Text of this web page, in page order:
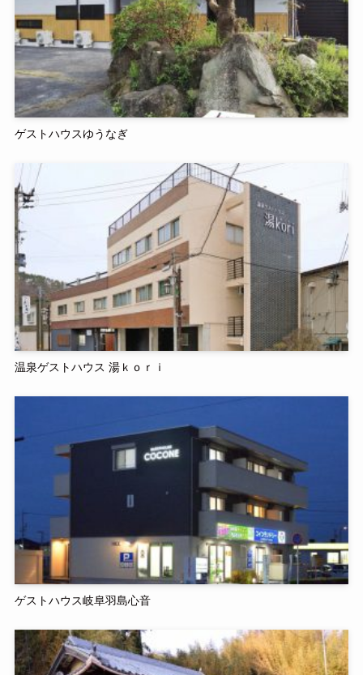
ゲストハウスゆうなぎ
温泉ゲストハウス 湯ｋｏｒｉ
ゲストハウス岐阜羽島心音